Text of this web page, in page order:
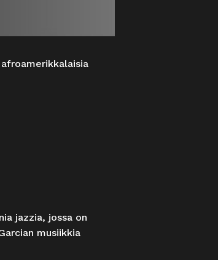
jazzia, jossa on
musiikkia